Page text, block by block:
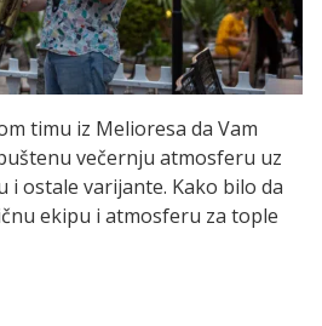
timu iz Melioresa da Vam
večernju atmosferu uz
i ostale varijante. Kako bilo da
ekipu i atmosferu za tople